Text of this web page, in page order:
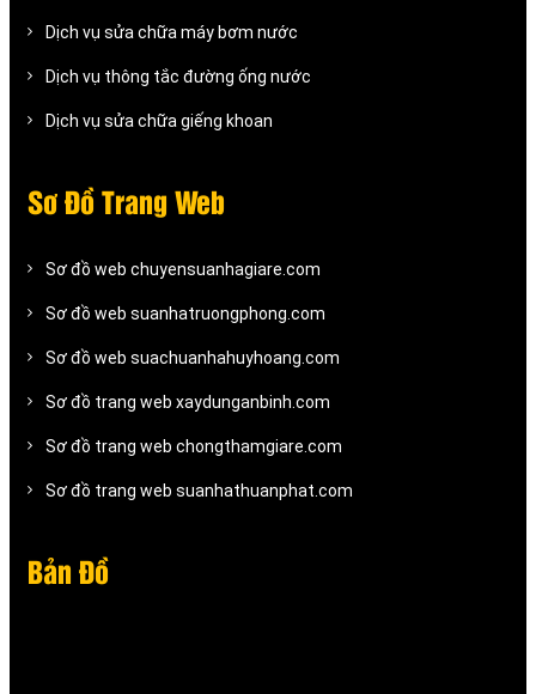
Dịch vụ sửa chữa máy bơm nước
Dịch vụ thông tắc đường ống nước
Dịch vụ sửa chữa giếng khoan
Sơ Đồ Trang Web
Sơ đồ web chuyensuanhagiare.com
Sơ đồ web suanhatruongphong.com
Sơ đồ web suachuanhahuyhoang.com
Sơ đồ trang web xaydunganbinh.com
Sơ đồ trang web chongthamgiare.com
Sơ đồ trang web suanhathuanphat.com
Bản Đồ